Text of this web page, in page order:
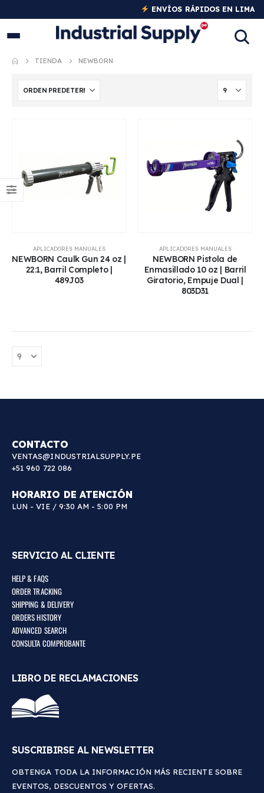
ENVÍOS RÁPIDOS EN LIMA
Y PROVINCIAS
TIENDA NEWBORN
APLICADORES MANUALES
NEWBORN Caulk Gun 24 oz |
22:1, Barril Completo |
489J03
APLICADORES MANUALES
NEWBORN Pistola de
Enmasillado 10 oz | Barril
Giratorio, Empuje Dual |
803D31
CONTACTO
VENTAS@INDUSTRIALSUPPLY.PE
+51 960 722 086
HORARIO DE ATENCIÓN
LUN - VIE / 9:30 AM - 5:00 PM
SERVICIO AL CLIENTE
HELP & FAQS
ORDER TRACKING
SHIPPING & DELIVERY
ORDERS HISTORY
ADVANCED SEARCH
CONSULTA COMPROBANTE
LIBRO DE RECLAMACIONES
SUSCRIBIRSE AL NEWSLETTER
OBTENGA TODA LA INFORMACIÓN MÁS RECIENTE SOBRE
EVENTOS, DESCUENTOS Y OFERTAS.